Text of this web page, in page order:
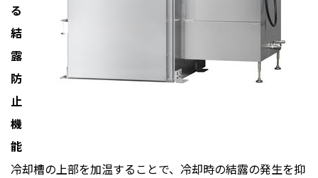
る
結
露
防
止
機
能
冷却槽の上部を加温することで、冷却時の結露の発生を抑